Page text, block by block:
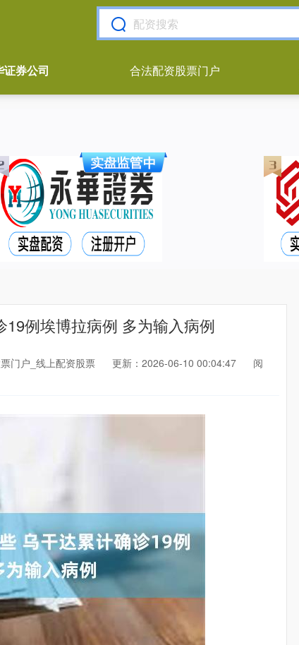
证券公司 合法配资股票门户
例埃博拉病例 多为输入病例
门户_线上配资股票 更新：2026-06-10 00:04:47
阅